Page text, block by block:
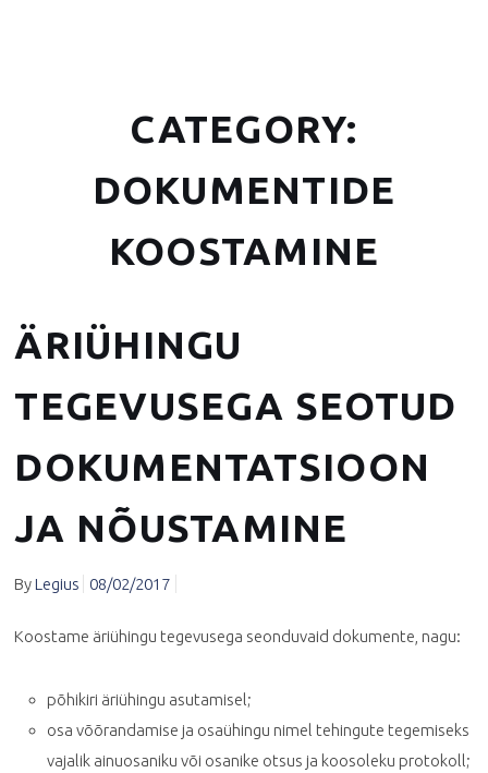
CATEGORY:
DOKUMENTIDE
KOOSTAMINE
ÄRIÜHINGU
TEGEVUSEGA SEOTUD
DOKUMENTATSIOON
JA NÕUSTAMINE
ByLegius 08/02/2017
Koostame äriühingu tegevusega seonduvaid dokumente, nagu:
põhikiri äriühingu asutamisel;
osa võõrandamise ja osaühingu nimel tehingute tegemiseks
vajalik ainuosaniku või osanike otsus ja koosoleku protokoll;